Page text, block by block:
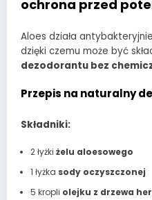
ochrona przed
Aloes działa
dzięki czemu może być
dezodorantu bez
Przepis na naturalny
Składniki:
2 łyżki żelu aloesowego
1 łyżka sody oczyszczonej
5 kropli olejku z drzewa